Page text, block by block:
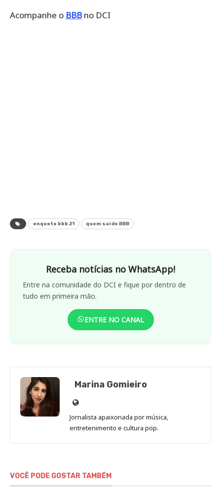
Acompanhe o BBBno DCI
enquete bbb 21 quem sai do BBB
Receba notícias no WhatsApp!
Entre na comunidade do DCI e fique por dentro de
tudo em primeira mão.
ENTRE NO CANAL
Marina Gomieiro
Site
de
Marina
Jornalista apaixonada por música,
entretenimento e cultura pop.
VOCÊ PODE GOSTAR TAMBÉM